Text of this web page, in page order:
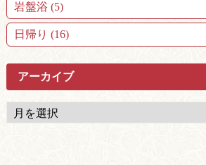
岩盤浴 (5)
日帰り (16)
アーカイブ
ア
ー